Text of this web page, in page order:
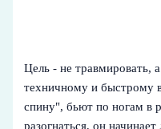
Цель - не травмировать,
техничному и быстрому
спину", бьют по ногам в
разогнаться, он